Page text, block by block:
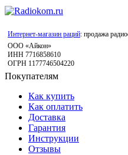
Интернет-магазин раций: продажа
ООО «Айкон»
ИНН 7716858610
ОГРН 1177746504220
Покупателям
Как купить
Как оплатить
Доставка
Гарантия
Инструкции
Отзывы